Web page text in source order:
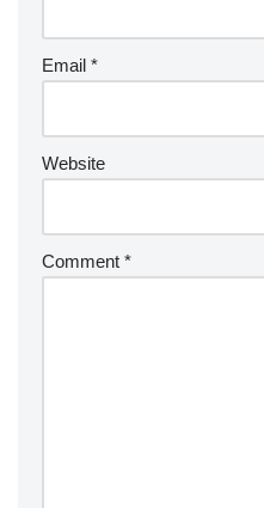
Email *
Website
Comment *